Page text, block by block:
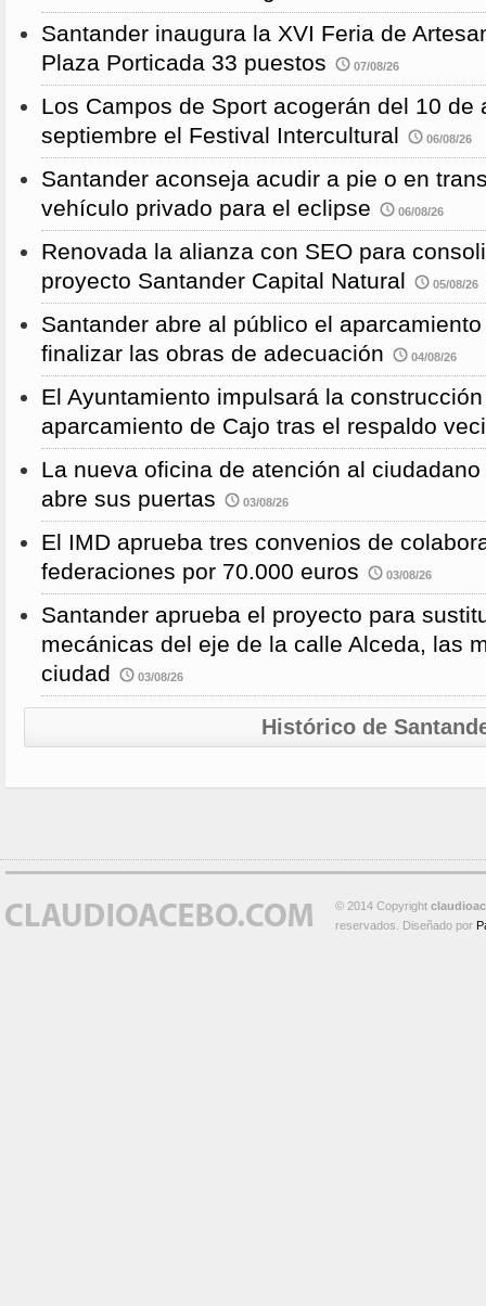
Santander inaugura la XVI Feria de
Plaza Porticada 33 puestos
07/08/26
Los Campos de Sport acogerán del 10 de
septiembre el Festival Intercultural
06/08/26
Santander aconseja acudir a pie o en
vehículo privado para el eclipse
06/08/26
Renovada la alianza con SEO para
proyecto Santander Capital Natural
05/08/26
Santander abre al público el
finalizar las obras de adecuación
04/08/26
El Ayuntamiento impulsará la
aparcamiento de Cajo tras el respaldo
La nueva oficina de atención al
abre sus puertas
03/08/26
El IMD aprueba tres convenios de
federaciones por 70.000 euros
03/08/26
Santander aprueba el proyecto para
mecánicas del eje de la calle Alceda, las
ciudad
03/08/26
Histórico de
© 2014 Copyright
reservados. Diseñado por